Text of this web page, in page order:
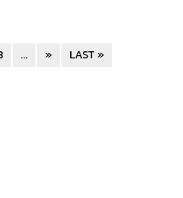
... » LAST »